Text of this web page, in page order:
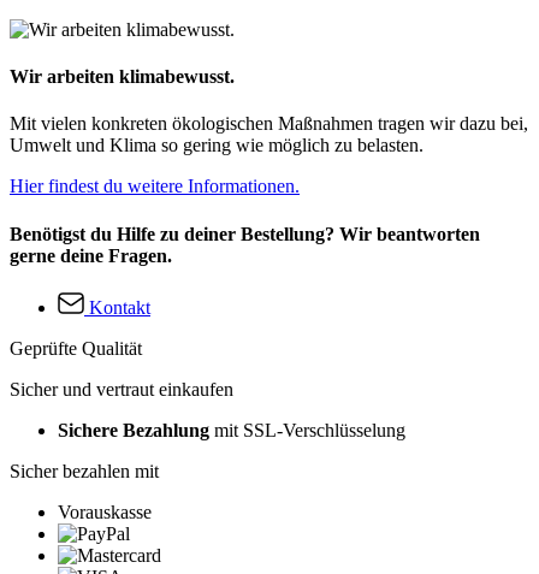
Wir arbeiten klimabewusst.
Mit vielen konkreten ökologischen Maßnahmen tragen wir dazu bei,
Umwelt und Klima so gering wie möglich zu belasten.
Hier findest du weitere Informationen.
Benötigst du Hilfe zu deiner Bestellung? Wir beantworten
gerne deine Fragen.
Kontakt
Geprüfte Qualität
Sicher und vertraut einkaufen
Sichere Bezahlung mit SSL-Verschlüsselung
Sicher bezahlen mit
Vorauskasse